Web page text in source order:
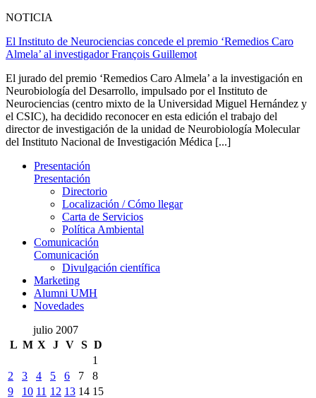
NOTICIA
El Instituto de Neurociencias concede el premio ‘Remedios Caro
Almela’ al investigador François Guillemot
El jurado del premio ‘Remedios Caro Almela’ a la investigación en
Neurobiología del Desarrollo, impulsado por el Instituto de
Neurociencias (centro mixto de la Universidad Miguel Hernández y
el CSIC), ha decidido reconocer en esta edición el trabajo del
director de investigación de la unidad de Neurobiología Molecular
del Instituto Nacional de Investigación Médica [...]
Presentación
Presentación
Directorio
Localización / Cómo llegar
Carta de Servicios
Política Ambiental
Comunicación
Comunicación
Divulgación científica
Marketing
Alumni UMH
Novedades
julio 2007
L M X J V S D
1
2
3 4 5 6 7
8
9
10 11 12 13 14 15